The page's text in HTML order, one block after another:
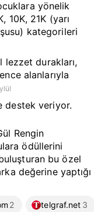
yönelik
10K, 21K (yarı
kategorileri
lezzet durakları,
alanlarıyla
destek veriyor.
Rengin
ödüllerini
bu özel
değerine yaptığı
2 telgraf.net 3